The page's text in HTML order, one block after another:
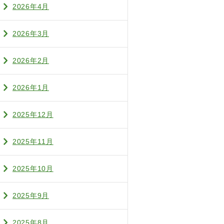
2026年4月
2026年3月
2026年2月
2026年1月
2025年12月
2025年11月
2025年10月
2025年9月